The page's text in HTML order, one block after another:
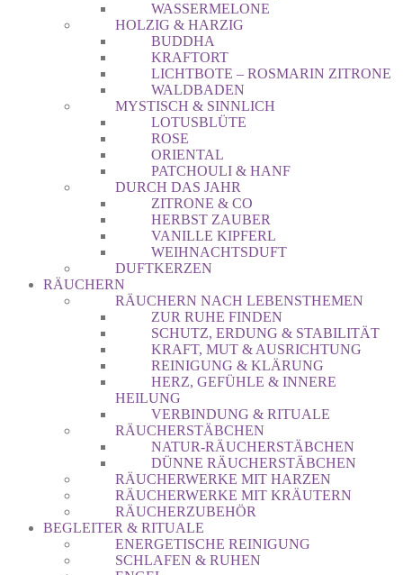
WASSERMELONE
HOLZIG & HARZIG
BUDDHA
KRAFTORT
LICHTBOTE – ROSMARIN ZITRONE
WALDBADEN
MYSTISCH & SINNLICH
LOTUSBLÜTE
ROSE
ORIENTAL
PATCHOULI & HANF
DURCH DAS JAHR
ZITRONE & CO
HERBST ZAUBER
VANILLE KIPFERL
WEIHNACHTSDUFT
DUFTKERZEN
RÄUCHERN
RÄUCHERN NACH LEBENSTHEMEN
ZUR RUHE FINDEN
SCHUTZ, ERDUNG & STABILITÄT
KRAFT, MUT & AUSRICHTUNG
REINIGUNG & KLÄRUNG
HERZ, GEFÜHLE & INNERE
HEILUNG
VERBINDUNG & RITUALE
RÄUCHERSTÄBCHEN
NATUR-RÄUCHERSTÄBCHEN
DÜNNE RÄUCHERSTÄBCHEN
RÄUCHERWERKE MIT HARZEN
RÄUCHERWERKE MIT KRÄUTERN
RÄUCHERZUBEHÖR
BEGLEITER & RITUALE
ENERGETISCHE REINIGUNG
SCHLAFEN & RUHEN